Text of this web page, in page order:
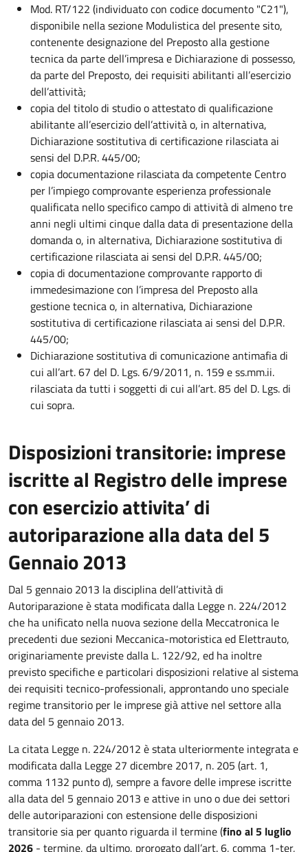
Mod. RT/122 (individuato con codice documento "C21"),
disponibile nella sezione Modulistica del presente sito,
contenente designazione del Preposto alla gestione
tecnica da parte dell’impresa e Dichiarazione di possesso,
da parte del Preposto, dei requisiti abilitanti all’esercizio
dell’attività;
copia del titolo di studio o attestato di qualificazione
abilitante all’esercizio dell’attività o, in alternativa,
Dichiarazione sostitutiva di certificazione rilasciata ai
sensi del D.P.R. 445/00;
copia documentazione rilasciata da competente Centro
per l’impiego comprovante esperienza professionale
qualificata nello specifico campo di attività di almeno tre
anni negli ultimi cinque dalla data di presentazione della
domanda o, in alternativa, Dichiarazione sostitutiva di
certificazione rilasciata ai sensi del D.P.R. 445/00;
copia di documentazione comprovante rapporto di
immedesimazione con l’impresa del Preposto alla
gestione tecnica o, in alternativa, Dichiarazione
sostitutiva di certificazione rilasciata ai sensi del D.P.R.
445/00;
Dichiarazione sostitutiva di comunicazione antimafia di
cui all’art. 67 del D. Lgs. 6/9/2011, n. 159 e ss.mm.ii.
rilasciata da tutti i soggetti di cui all’art. 85 del D. Lgs. di
cui sopra.
Disposizioni transitorie: imprese
iscritte al Registro delle imprese
con esercizio attivita’ di
autoriparazione alla data del 5
Gennaio 2013
Dal 5 gennaio 2013 la disciplina dell’attività di
Autoriparazione è stata modificata dalla Legge n. 224/2012
che ha unificato nella nuova sezione della Meccatronica le
precedenti due sezioni Meccanica-motoristica ed Elettrauto,
originariamente previste dalla L. 122/92, ed ha inoltre
previsto specifiche e particolari disposizioni relative al sistema
dei requisiti tecnico-professionali, approntando uno speciale
regime transitorio per le imprese già attive nel settore alla
data del 5 gennaio 2013.
La citata Legge n. 224/2012 è stata ulteriormente integrata e
modificata dalla Legge 27 dicembre 2017, n. 205 (art. 1,
comma 1132 punto d), sempre a favore delle imprese iscritte
alla data del 5 gennaio 2013 e attive in uno o due dei settori
delle autoriparazioni con estensione delle disposizioni
transitorie sia per quanto riguarda il termine (fino al 5 luglio
2026 - termine, da ultimo, prorogato dall’art. 6, comma 1-ter,